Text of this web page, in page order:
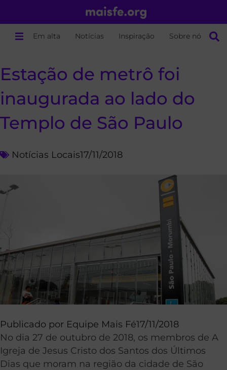
Em alta Notícias Inspiração Sobre nós
Estação de metrô foi
inaugurada ao lado do
Templo de São Paulo
Notícias Locais17/11/2018
Publicado por Equipe Mais Fé17/11/2018
No dia 27 de outubro de 2018, os membros de A
Igreja de Jesus Cristo dos Santos dos Últimos
Dias que moram na região da cidade de São